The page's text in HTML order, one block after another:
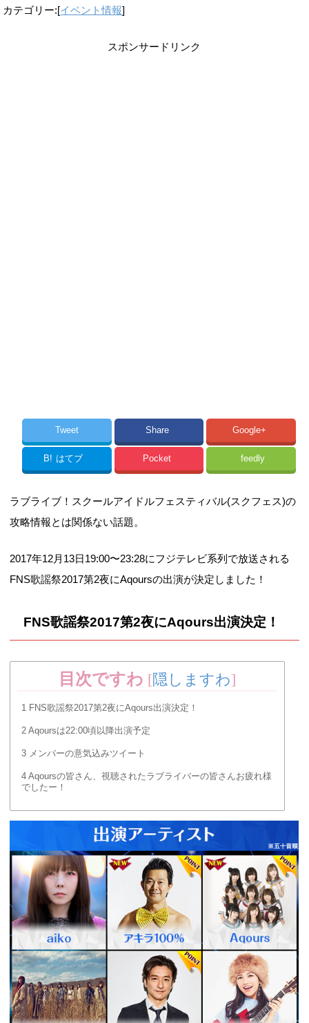
カテゴリー:[イベント情報]
スポンサードリンク
Tweet Share Google+
B! はてブ Pocket feedly
ラブライブ！スクールアイドルフェスティバル(スクフェス)の
攻略情報とは関係ない話題。
2017年12月13日19:00〜23:28にフジテレビ系列で放送される
FNS歌謡祭2017第2夜にAqoursの出演が決定しました！
FNS歌謡祭2017第2夜にAqours出演決定！
目次ですわ [隠しますわ]
1 FNS歌謡祭2017第2夜にAqours出演決定！
2 Aqoursは22:00頃以降出演予定
3 メンバーの意気込みツイート
4 Aqoursの皆さん、視聴されたラブライバーの皆さんお疲れ様
でしたー！